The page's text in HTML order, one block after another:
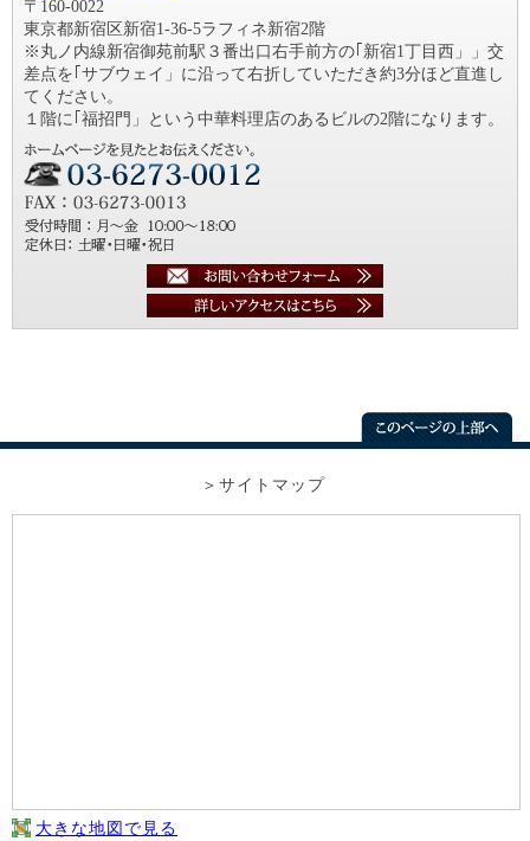
〒160-0022
東京都新宿区新宿1-36-5ラフィネ新宿2階
※丸ノ内線新宿御苑前駅３番出口右手前方の｢新宿1丁目西」」交
差点を｢サブウェイ」に沿って右折していただき約3分ほど直進し
てください。
１階に｢福招門」という中華料理店のあるビルの2階になります。
サイトマップ
大きな地図で見る